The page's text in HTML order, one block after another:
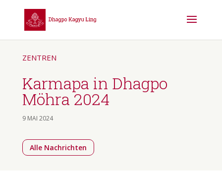
ZENTREN
Karmapa in Dhagpo
Möhra 2024
9 MAI 2024
Alle Nachrichten